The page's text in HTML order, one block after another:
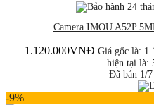
Camera IMOU A52P
1.120.000VNĐ Giá gốc là:
hiện tại là:
Đã bán 1/7
-9%